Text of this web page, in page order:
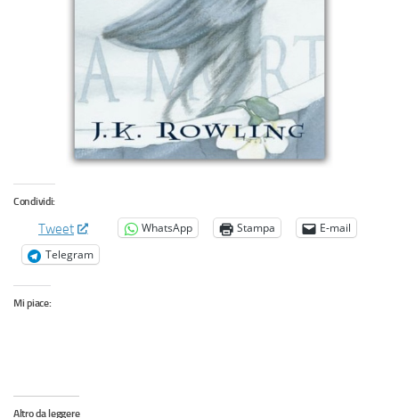
Condividi:
Tweet WhatsApp Stampa
E-mail
Telegram
Mi piace:
Altro da leggere